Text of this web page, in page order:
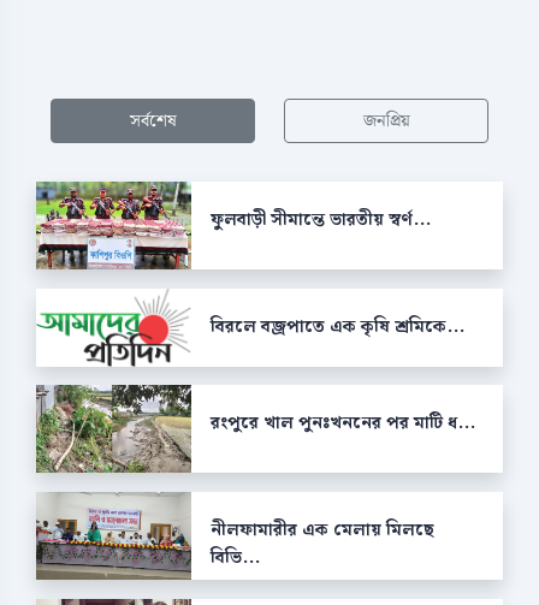
সর্বশেষ জনপ্রিয়
ফুলবাড়ী সীমান্তে ভারতীয় স্বর্ণ...
বিরলে বজ্রপাতে এক কৃষি শ্রমিকে...
রংপুরে খাল পুনঃখননের পর মাটি ধ...
নীলফামারীর এক মেলায় মিলছে
বিভি...